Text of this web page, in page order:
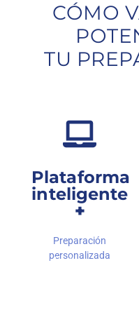
CÓMO
TU
Plataforma
inteligente
+
Preparación
personalizada
Tu plataforma será tu